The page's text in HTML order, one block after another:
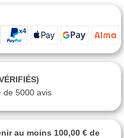
de 5000 avis
au moins 100,00 € de